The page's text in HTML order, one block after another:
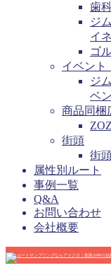
歯
ジ
イ
ゴ
イベント
ジ
ベ
商品同梱
街頭
街
属性別ルート
事例一覧
Q&A
お問い合わせ
会社概要